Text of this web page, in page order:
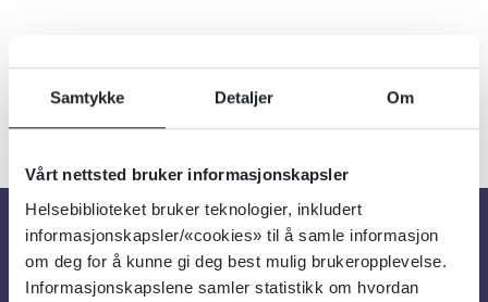
Samtykke Detaljer Om
Vårt nettsted bruker informasjonskapsler
Helsebiblioteket bruker teknologier, inkludert
informasjonskapsler/«cookies» til å samle informasjon
om deg for å kunne gi deg best mulig brukeropplevelse.
Informasjonskapslene samler statistikk om hvordan
« 1 32 33 »
Om oss